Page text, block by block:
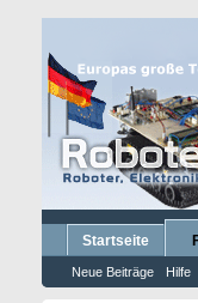
Startseite
Neue Beiträge Hilfe